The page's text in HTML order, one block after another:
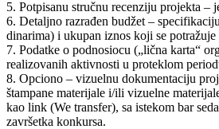
5. Potpisanu stručnu recenziju projekta –
6. Detaljno razrađen budžet –
dinarima) i ukupan iznos koji se
7. Podatke o podnosiocu („lična karta“
realizovanih aktivnosti u proteklom
8. Opciono – vizuelnu dokumentaciju
štampane materijale i/ili vizuelne
kao link (We transfer), sa istekom bar
završetka konkursa.